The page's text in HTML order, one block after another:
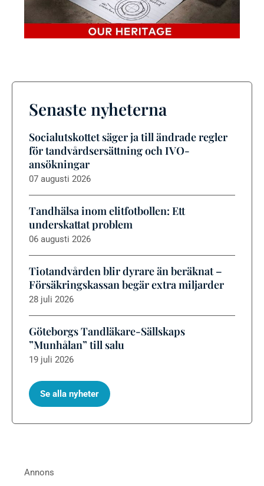
Senaste nyheterna
Socialutskottet säger ja till ändrade regler
för tandvårdsersättning och IVO-
ansökningar
07 augusti 2026
Tandhälsa inom elitfotbollen: Ett
underskattat problem
06 augusti 2026
Tiotandvården blir dyrare än beräknat –
Försäkringskassan begär extra miljarder
28 juli 2026
Göteborgs Tandläkare-Sällskaps
”Munhålan” till salu
19 juli 2026
Se alla nyheter